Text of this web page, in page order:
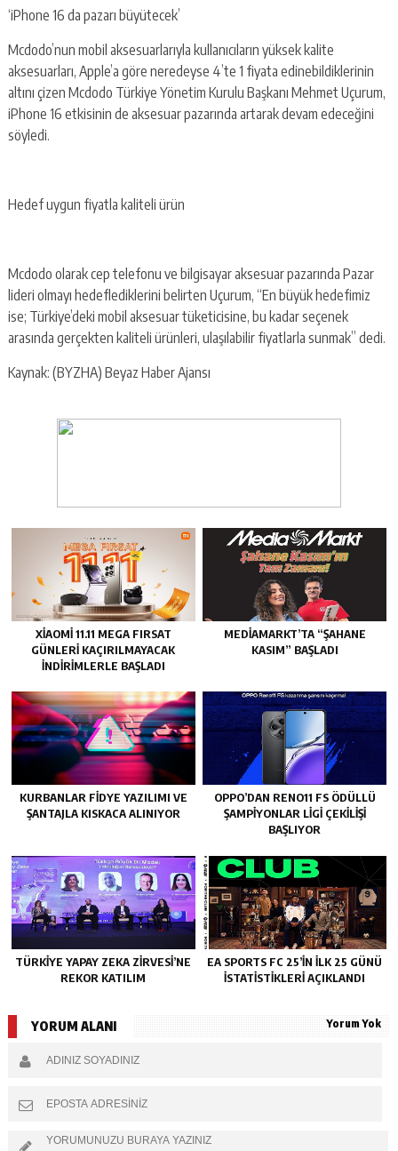
‘iPhone 16 da pazarı büyütecek’
Mcdodo’nun mobil aksesuarlarıyla kullanıcıların yüksek kalite
aksesuarları, Apple’a göre neredeyse 4’te 1 fiyata edinebildiklerinin
altını çizen Mcdodo Türkiye Yönetim Kurulu Başkanı Mehmet Uçurum,
iPhone 16 etkisinin de aksesuar pazarında artarak devam edeceğini
söyledi.
Hedef uygun fiyatla kaliteli ürün
Mcdodo olarak cep telefonu ve bilgisayar aksesuar pazarında Pazar
lideri olmayı hedeflediklerini belirten Uçurum, “En büyük hedefimiz
ise; Türkiye’deki mobil aksesuar tüketicisine, bu kadar seçenek
arasında gerçekten kaliteli ürünleri, ulaşılabilir fiyatlarla sunmak” dedi.
Kaynak: (BYZHA) Beyaz Haber Ajansı
XIAOMI 11.11 MEGA FIRSAT
GÜNLERI KAÇIRILMAYACAK
İNDIRIMLERLE BAŞLADI
MEDIAMARKT’TA “ŞAHANE
KASIM” BAŞLADI
KURBANLAR FIDYE YAZILIMI VE
ŞANTAJLA KISKACA ALINIYOR
OPPO’DAN RENO11 FS ÖDÜLLÜ
ŞAMPIYONLAR LIGI ÇEKILIŞI
BAŞLIYOR
TÜRKIYE YAPAY ZEKA ZIRVESI’NE
REKOR KATILIM
EA SPORTS FC 25’IN İLK 25 GÜNÜ
İSTATISTIKLERI AÇIKLANDI
YORUM ALANI Yorum Yok